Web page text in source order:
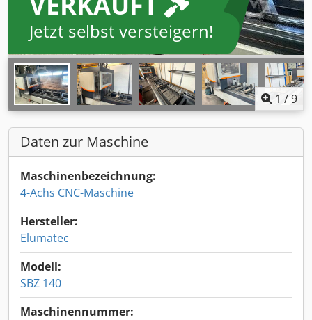
Jetzt selbst versteigern!
1 /9
Daten zur Maschine
Maschinenbezeichnung:
4-Achs CNC-Maschine
Hersteller:
Elumatec
Modell:
SBZ 140
Maschinennummer: